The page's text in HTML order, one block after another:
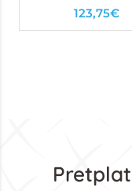
123,75€